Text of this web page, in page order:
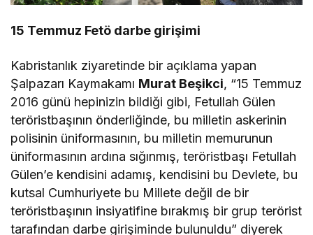
15 Temmuz Fetö darbe girişimi
Kabristanlık ziyaretinde bir açıklama yapan
Şalpazarı Kaymakamı Murat Beşikci, “15 Temmuz
2016 günü hepinizin bildiği gibi, Fetullah Gülen
teröristbaşının önderliğinde, bu milletin askerinin
polisinin üniformasının, bu milletin memurunun
üniformasının ardına sığınmış, teröristbaşı Fetullah
Gülen’e kendisini adamış, kendisini bu Devlete, bu
kutsal Cumhuriyete bu Millete değil de bir
teröristbaşının insiyatifine bırakmış bir grup terörist
tarafından darbe girişiminde bulunuldu” diyerek